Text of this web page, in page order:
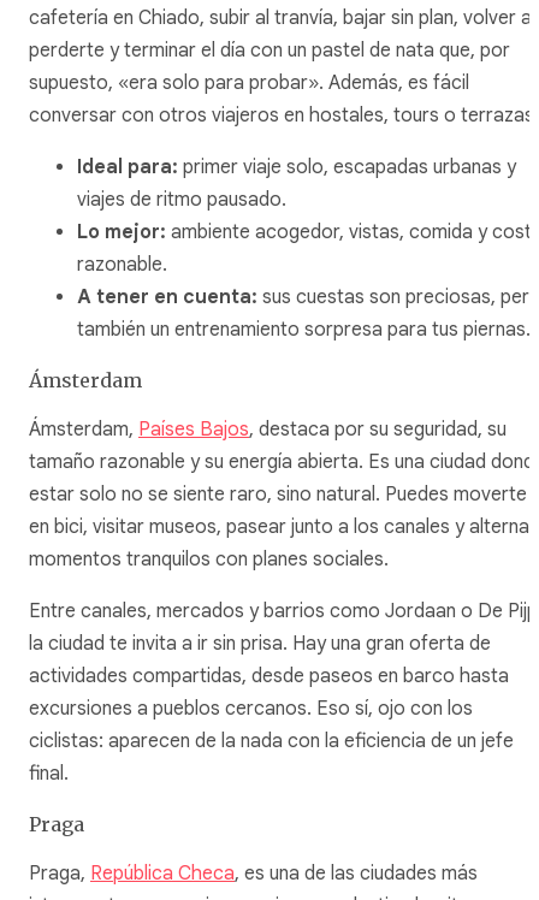
cafetería en Chiado, subir al tranvía, bajar sin plan, volver a
perderte y terminar el día con un pastel de nata que, por
supuesto, «era solo para probar». Además, es fácil
conversar con otros viajeros en hostales, tours o terrazas.
Ideal para: primer viaje solo, escapadas urbanas y
viajes de ritmo pausado.
Lo mejor: ambiente acogedor, vistas, comida y
razonable.
A tener en cuenta: sus cuestas son preciosas,
también un entrenamiento sorpresa para tus piernas.
Ámsterdam
Ámsterdam, Países Bajos, destaca por su seguridad, su
tamaño razonable y su energía abierta. Es una ciudad
estar solo no se siente raro, sino natural. Puedes moverte
en bici, visitar museos, pasear junto a los canales y alternar
momentos tranquilos con planes sociales.
Entre canales, mercados y barrios como Jordaan o De
la ciudad te invita a ir sin prisa. Hay una gran oferta de
actividades compartidas, desde paseos en barco hasta
excursiones a pueblos cercanos. Eso sí, ojo con los
ciclistas: aparecen de la nada con la eficiencia de un jefe
final.
Praga
Praga, República Checa, es una de las ciudades más